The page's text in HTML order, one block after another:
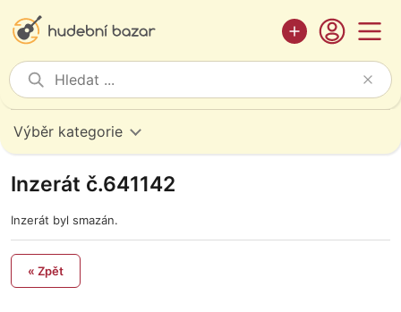
Výběr kategorie
Inzerát č.641142
Inzerát byl smazán.
« Zpět